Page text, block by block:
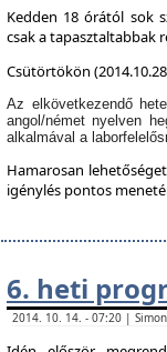
Kedden 18 órától sok
csak a tapasztaltabbak
Csütörtökön
Az elkövetkezendő
angol/német nyelven
alkalmával a
Hamarosan
igénylés pontos
6. heti
2014. 10. 14. - 07:20 |